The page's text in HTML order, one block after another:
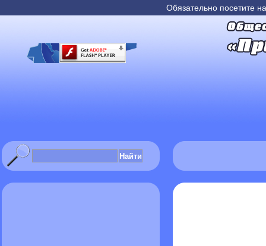
Обязательно посетите